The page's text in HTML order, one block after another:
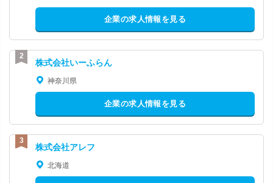
企業の求人情報を見る
株式会社いーふらん
神奈川県
企業の求人情報を見る
株式会社アレフ
北海道